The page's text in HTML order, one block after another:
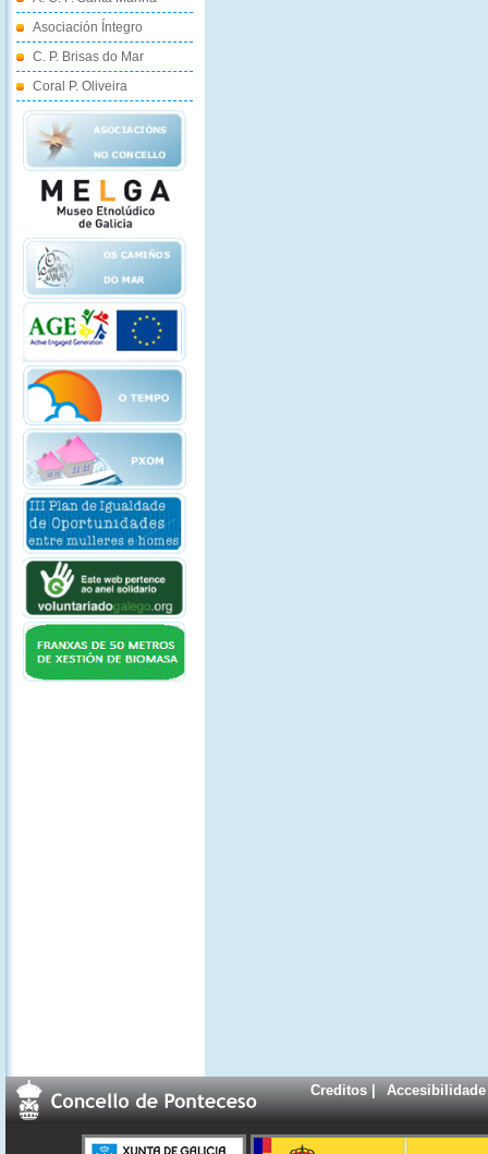
Asociación Íntegro
C. P. Brisas do Mar
Coral P. Oliveira
Creditos| Accesibilidade